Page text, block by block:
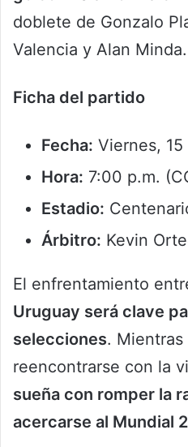
doblete de Gonzalo
Valencia y Alan Minda.
Ficha del partido
Fecha: Viernes,
Hora: 7:00 p.m.
Estadio:
Árbitro: Kevin
El enfrentamiento
Uruguay será clave
selecciones. Mientras
reencontrarse con la
sueña con romper la
acercarse al Mundial